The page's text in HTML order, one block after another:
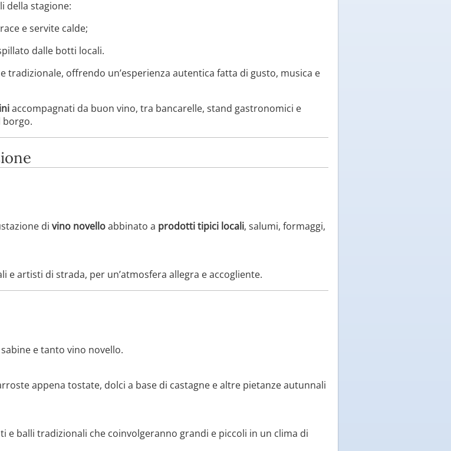
della stagione:
e servite calde;
dalle botti locali.
tradizionale, offrendo un’esperienza autentica fatta di gusto, musica e
accompagnati da buon vino, tra bancarelle, stand gastronomici e
borgo.
di vino novelloabbinato a prodotti tipici locali, salumi, formaggi,
e artisti di strada, per un’atmosfera allegra e accogliente.
e tanto vino novello.
appena tostate, dolci a base di castagne e altre pietanze autunnali
e balli tradizionali che coinvolgeranno grandi e piccoli in un clima di